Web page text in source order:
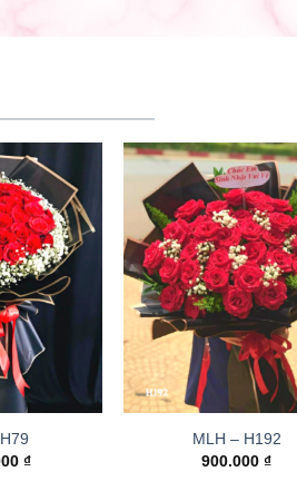
₫
MLH – H192
900.000₫